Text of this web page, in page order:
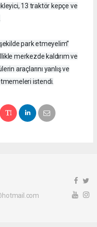
13 traktör kepçe ve
park etmeyelim”
merkezde kaldırım ve
araçlarını yanlış ve
istendi.